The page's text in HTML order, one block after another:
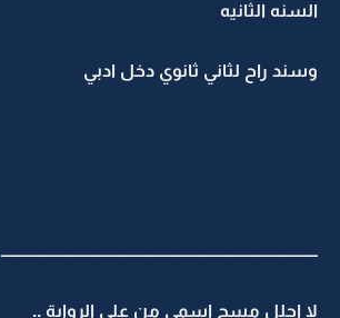
السنه الثانيه
وسند راح لثاني ثانوي دخل ادبي
ـــــــــــــــــــــــــــــــــــــــــــــــــــــــــــــــــــــــــــــــــــــــــــــــ
لا احلل مسح اسمي من على الرواية ..